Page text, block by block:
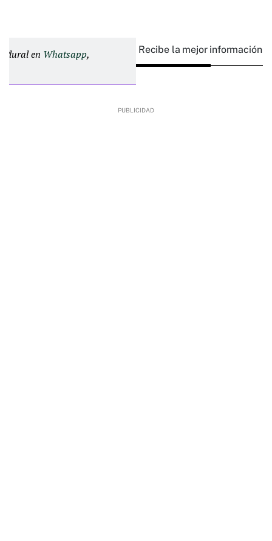
Plural en Whatsapp, Recibe la mejor información